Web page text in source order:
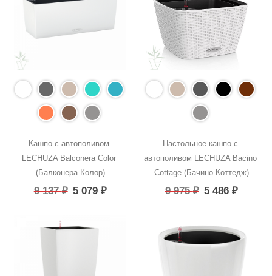
Кашпо с автополивом
LECHUZA Balconera Color
(Балконера Колор)
9 137₽ 5 079₽
Настольное кашпо с
автополивом LECHUZA Bacino
Cottage (Бачино Коттедж)
9 975₽ 5 486₽